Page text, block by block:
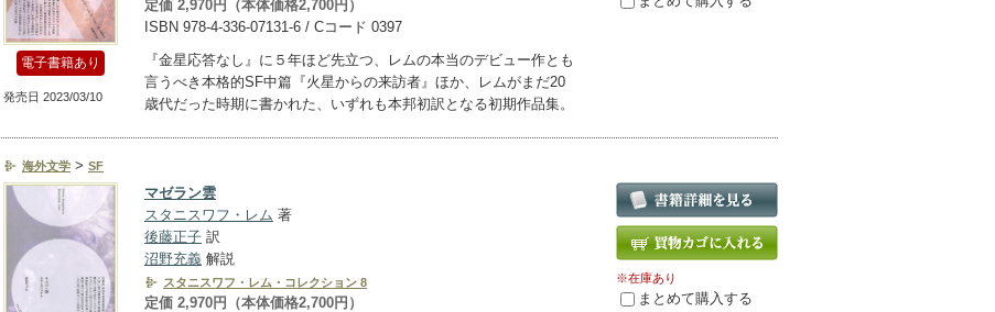
電子書籍あり
発売日 2023/03/10
定価 2,970円（本体価格2,700円）
ISBN 978-4-336-07131-6 / Cコード 0397
『金星応答なし』に５年ほど先立つ、レムの本当のデビュー作とも
言うべき本格的SF中篇『火星からの来訪者』ほか、レムがまだ20
歳代だった時期に書かれた、いずれも本邦初訳となる初期作品集。
海外文学 > SF
マゼラン雲
スタニスワフ・レム 著
後藤正子 訳
沼野充義 解説
スタニスワフ・レム・コレクション 8
定価 2,970円（本体価格2,700円）
※在庫あり
まとめて購入する